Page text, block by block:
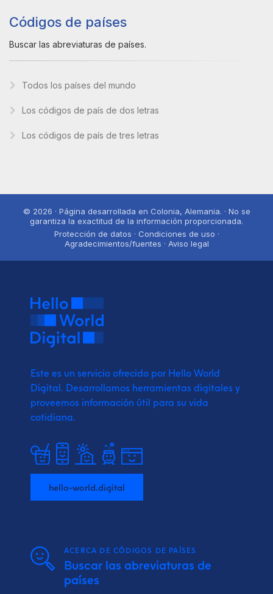
Códigos de países
Buscar las abreviaturas de países.
Todos los países del mundo
Los códigos de país de dos letras
Los códigos de país de tres letras
© 2026 · Página desarrollada en Colonia, Alemania. · No se
garantiza la exactitud de la información proporcionada.
Protección de datos · Condiciones de uso ·
Agradecimientos/fuentes · Aviso legal
Este es un servicio ofrecido por Hello World
Digital. Desarrollamos herramientas digitales y
proveemos información útil para su vida
cotidiana.
hello-world.digital
ACERCA DE CÓDIGOS DE PAÍSES
Buscar las abreviaturas de
países